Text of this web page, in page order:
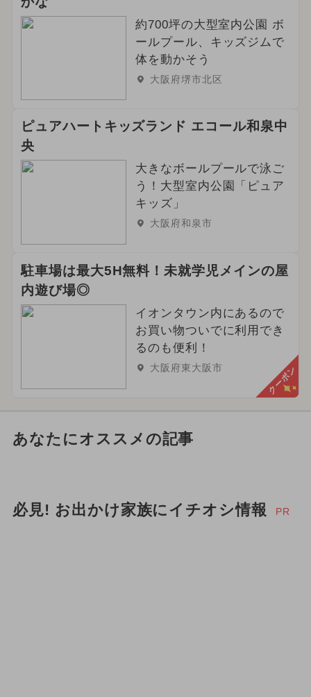
約700坪の大型室内公園 ボ
ールプール、キッズジムで
体を動かそう
大阪府堺市北区
ピュアハートキッズランド エコール和泉中
央
大きなボールプールで泳ご
う！大型室内公園「ピュア
キッズ」
大阪府和泉市
駐車場は最大5H無料！未就学児メインの屋
内遊び場◎
イオンタウン内にあるので
お買い物ついでに利用でき
るのも便利！
大阪府東大阪市 クーポン
あなたにオススメの記事
必見! お出かけ家族にイチオシ情報 PR